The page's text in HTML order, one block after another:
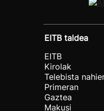
EITB taldea
EITB
Kirolak
Telebista
Primeran
Gaztea
Makusi